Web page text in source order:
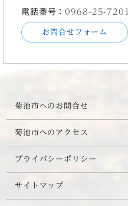
電話番号：0968-25-7201
お問合せフォーム
菊池市へのお問合せ
菊池市へのアクセス
プライバシーポリシー
サイトマップ